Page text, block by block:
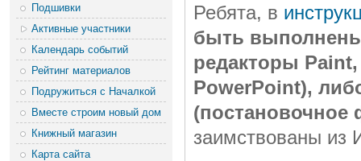
Подшивки
Активные участники
Календарь событий
Рейтинг материалов
Подружиться с Началкой
Вместе строим новый дом
Книжный магазин
Карта сайта
Ребята, в
быть
редакторы
PowerPoint),
(постановочное
заимствованы из